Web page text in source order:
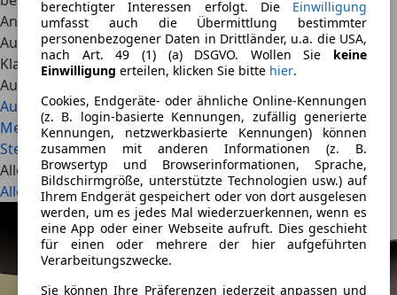
berechtigter Interessen erfolgt. Die Einwilligung
umfasst auch die Übermittlung bestimmter
personenbezogener Daten in Drittländer, u.a. die USA,
nach Art. 49 (1) (a) DSGVO. Wollen Sie keine
Einwilligung erteilen, klicken Sie bitte hier.
Cookies, Endgeräte- oder ähnliche Online-Kennungen
(z. B. login-basierte Kennungen, zufällig generierte
Kennungen, netzwerkbasierte Kennungen) können
zusammen mit anderen Informationen (z. B.
Browsertyp und Browserinformationen, Sprache,
Bildschirmgröße, unterstützte Technologien usw.) auf
Ihrem Endgerät gespeichert oder von dort ausgelesen
werden, um es jedes Mal wiederzuerkennen, wenn es
eine App oder einer Webseite aufruft. Dies geschieht
für einen oder mehrere der hier aufgeführten
Verarbeitungszwecke.
Sie können Ihre Präferenzen jederzeit anpassen und
Antriebstechnologien sowie der Entwicklung des
Automobilmarktes. Privat fährt er eine Mercedes-Benz S-
Klasse S 450 4Matic W221.
Auch interessant
Audi A2 e-tron: Comeback der teuren Effizienz-Ikone
Mercedes-Benz GLA (2026): Elektrische 800-Volt-Power,
Sternen-Grill und 657 km Reichweite ab 48.600 Euro
Alle Artikel
Alle ansehen